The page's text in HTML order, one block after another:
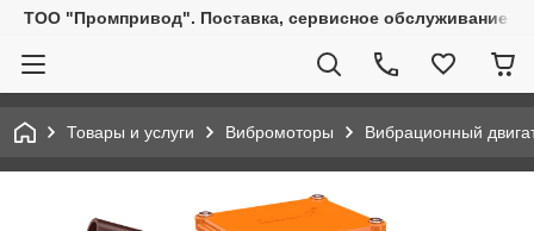
ТОО "Промпривод". Поставка, сервисное обслуживание
Товары и услуги Вибромоторы Вибрационный